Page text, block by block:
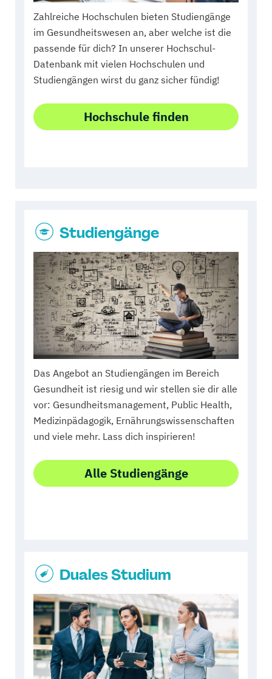
Zahlreiche Hochschulen bieten Studiengänge
im Gesundheitswesen an, aber welche ist die
passende für dich? In unserer Hochschul-
Datenbank mit vielen Hochschulen und
Studiengängen wirst du ganz sicher fündig!
Hochschule finden
Studiengänge
Das Angebot an Studiengängen im Bereich
Gesundheit ist riesig und wir stellen sie dir alle
vor: Gesundheitsmanagement, Public Health,
Medizinpädagogik, Ernährungswissenschaften
und viele mehr. Lass dich inspirieren!
Alle Studiengänge
Duales Studium